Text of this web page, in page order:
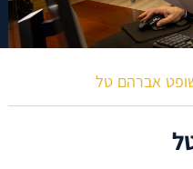
אברהם טל